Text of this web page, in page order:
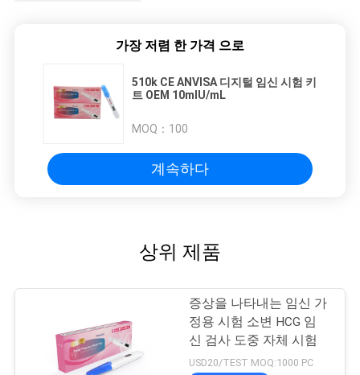
가장 저렴 한 가격 으로
510k CE ANVISA 디지털 임신 시험 키
트 OEM 10mIU/mL
MOQ： 100
계속하다
상위 제품
증상을 나타내는 임신 가
정용 시험 소변 HCG 임
신 검사 도중 자체 시험
USD20/TEST MOQ:1000 PC